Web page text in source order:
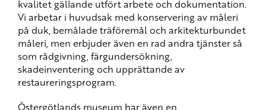
kvalitet gällande utfört arbete och dokumentation.
Vi arbetar i huvudsak med konservering av måleri
på duk, bemålade träföremål och arkitekturbundet
måleri, men erbjuder även en rad andra tjänster så
som rådgivning, färgundersökning,
skadeinventering och upprättande av
restaureringsprogram.
Östergötlands museum har även en